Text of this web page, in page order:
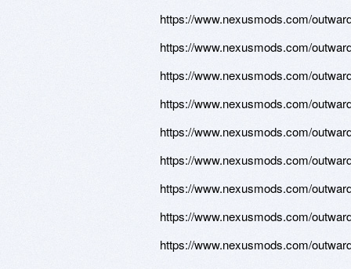
https://www.nexusmods.com/
https://www.nexusmods.com/
https://www.nexusmods.com/
https://www.nexusmods.com/
https://www.nexusmods.com/
https://www.nexusmods.com/
https://www.nexusmods.com/
https://www.nexusmods.com/
https://www.nexusmods.com/